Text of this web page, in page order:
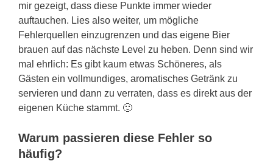
mir gezeigt, dass diese Punkte immer wieder
auftauchen. Lies also weiter, um mögliche
Fehlerquellen einzugrenzen und das eigene Bier
brauen auf das nächste Level zu heben. Denn sind wir
mal ehrlich: Es gibt kaum etwas Schöneres, als
Gästen ein vollmundiges, aromatisches Getränk zu
servieren und dann zu verraten, dass es direkt aus der
eigenen Küche stammt. 🙂
Warum passieren diese Fehler so
häufig?